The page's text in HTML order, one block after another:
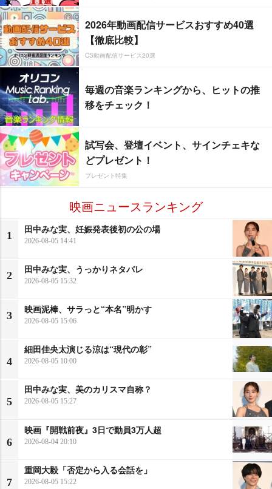
2026年動画配信サービスおすすめ40選
【徹底比較】
CS動画配信サービス20選
毎週の音楽ランキングから、ヒットの推
移をチェック！
試写会、登壇イベント、サインチェキな
どプレゼント！
プレゼント特集
映画ニュースランキング
1
田中みな実、妊娠発表後初の公の場
2026-08-05 14:41
2
田中みな実、うっかりネタバレ
2026-08-05 15:32
3
映画泥棒、サラっと“本名”明かす
2026-08-05 15:06
4
細田佳央太演じる涼は“現代の彰”
2026-08-05 10:00
5
田中みな実、美のカリスマ自称？
2026-08-05 15:27
6
映画『開戦前夜』3日で動員3万人超
2026-08-04 20:10
7
重岡大毅「否定から入る会話を」
2026-08-05 15:22